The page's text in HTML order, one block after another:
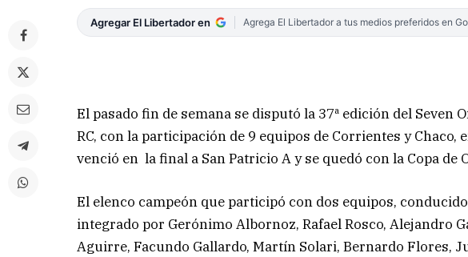
Agregar El Libertador en Agrega El Libertador a tus medios preferidos en
El pasado fin de semana se disputó la 37ª edición del Seven
RC, con la participación de 9 equipos de Corrientes y Chaco,
venció en la final a San Patricio A y se quedó con la Copa de
El elenco campeón que participó con dos equipos,
integrado por Gerónimo Albornoz, Rafael Rosco, Alejandro
Aguirre, Facundo Gallardo, Martín Solari, Bernardo Flores,